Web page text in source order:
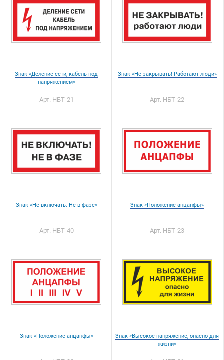
Знак «Деление сети, кабель под
напряжением»
Знак «Не закрывать! Работают люди»
Арт. НБТ-21
Знак «Не включать. Не в фазе»
Арт. НБТ-22
Знак «Положение анцапфы»
Арт. НБТ-40
Знак «Положение анцапфы»
Арт. НБТ-23
Знак «Высокое напряжение, опасно для
жизни»